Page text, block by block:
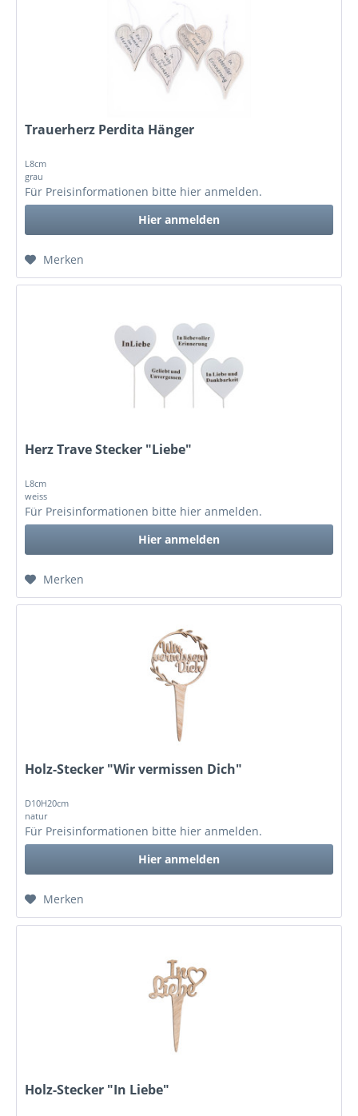
Trauerherz Perdita Hänger
L8cm
grau
Für Preisinformationen bitte hier anmelden.
Hier anmelden
Merken
Herz Trave Stecker "Liebe"
L8cm
weiss
Für Preisinformationen bitte hier anmelden.
Hier anmelden
Merken
Holz-Stecker "Wir vermissen Dich"
D10H20cm
natur
Für Preisinformationen bitte hier anmelden.
Hier anmelden
Merken
Holz-Stecker "In Liebe"